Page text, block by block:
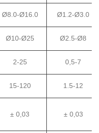
Ø8.0-Ø16.0 Ø1.2-Ø3.0
Ø10-Ø25 Ø2.5-Ø8
2-25 0,5-7
15-120 1.5-12
± 0,03 ± 0,03